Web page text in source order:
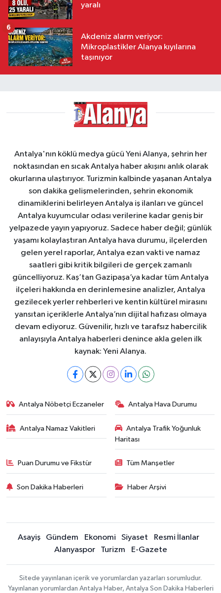
yaralı
Akdeniz alarm veriyor:
Mikroplastikler Alanya kıyılarına
taşınıyor
6
Antalya'nın köklü medya gücü Yeni Alanya, şehrin her
noktasından en sıcak Antalya haber akışını anlık olarak
okurlarına ulaştırıyor. Turizmin kalbinde yaşanan Antalya
son dakika gelişmelerinden, şehrin ekonomik
dinamiklerini belirleyen Antalya iş ilanları ve güncel
Antalya kuyumcular odası verilerine kadar geniş bir
yelpazede yayın yapıyoruz. Sadece haber değil; günlük
yaşamı kolaylaştıran Antalya hava durumu, ilçelerden
gelen yerel raporlar, Antalya ezan vakti ve namaz
saatleri gibi kritik bilgileri de gerçek zamanlı
güncelliyoruz. Kaş’tan Gazipaşa’ya kadar tüm Antalya
ilçeleri hakkında en derinlemesine analizler, Antalya
gezilecek yerler rehberleri ve kentin kültürel mirasını
yansıtan içeriklerle Antalya’nın dijital hafızası olmaya
devam ediyoruz. Güvenilir, hızlı ve tarafsız habercilik
anlayışıyla Antalya haberleri denince akla gelen ilk
kaynak: Yeni Alanya.
Antalya Nöbetçi Eczaneler Antalya Hava Durumu
Antalya Namaz Vakitleri
Antalya Trafik Yoğunluk
Haritası
Puan Durumu ve Fikstür Tüm Manşetler
Son Dakika Haberleri Haber Arşivi
Asayiş Gündem Ekonomi Siyaset
Resmi İlanlar
Alanyaspor
Turizm E-Gazete
Sitede yayınlanan içerik ve yorumlardan yazarları sorumludur.
Yayınlanan yorumlardan Antalya Haber, Antalya Son Dakika Haberleri